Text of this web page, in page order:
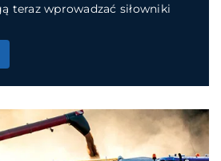
teraz wprowadzać siłowniki